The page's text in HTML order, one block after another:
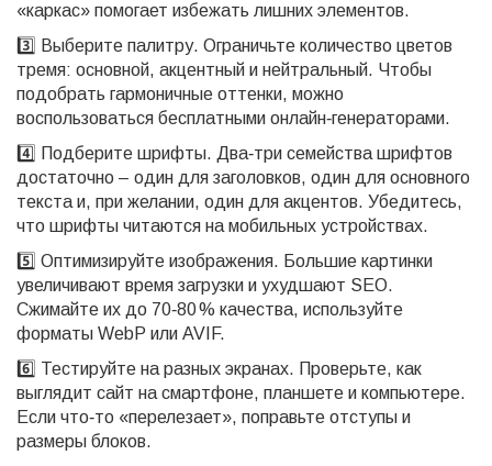
«каркас» помогает избежать лишних элементов.
3️⃣ Выберите палитру. Ограничьте количество цветов
тремя: основной, акцентный и нейтральный. Чтобы
подобрать гармоничные оттенки, можно
воспользоваться бесплатными онлайн‑генераторами.
4️⃣ Подберите шрифты. Два‑три семейства шрифтов
достаточно – один для заголовков, один для основного
текста и, при желании, один для акцентов. Убедитесь,
что шрифты читаются на мобильных устройствах.
5️⃣ Оптимизируйте изображения. Большие картинки
увеличивают время загрузки и ухудшают SEO.
Сжимайте их до 70‑80 % качества, используйте
форматы WebP или AVIF.
6️⃣ Тестируйте на разных экранах. Проверьте, как
выглядит сайт на смартфоне, планшете и компьютере.
Если что‑то «перелезает», поправьте отступы и
размеры блоков.